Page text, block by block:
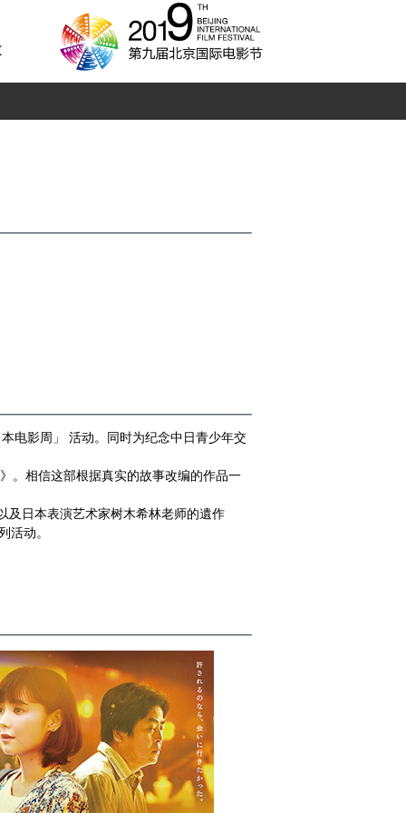
影周」 活动。同时为纪念中日青少年交
相信这部根据真实的故事改编的作品一
日本表演艺术家树木希林老师的遺作
活动。